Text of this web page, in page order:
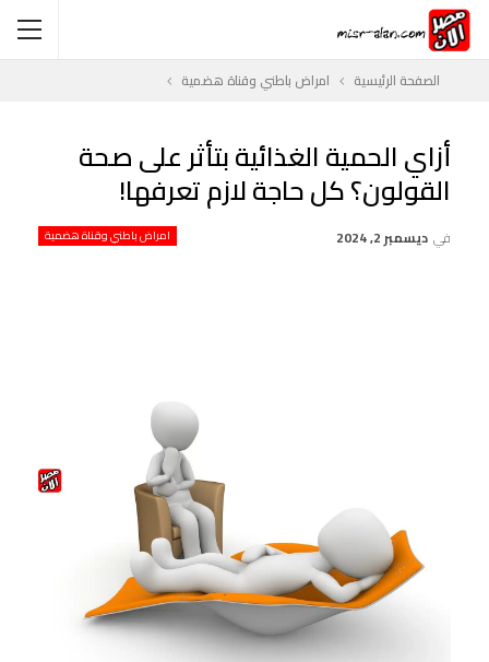
الصفحة الرئيسية امراض باطني وقناة هضمية
أزاي الحمية الغذائية بتأثر على صحة
القولون؟ كل حاجة لازم تعرفها!
امراض باطني وقناة هضمية في ديسمبر 2, 2024